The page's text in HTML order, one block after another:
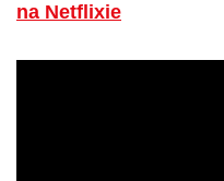
na Netflixie